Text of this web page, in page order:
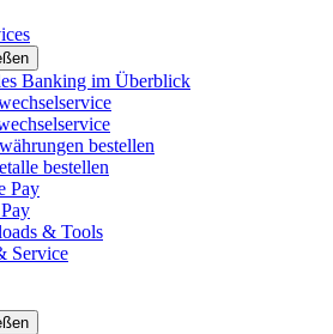
Banking im Überblick
bestellen
bestellen
Pay
& Tools
Service